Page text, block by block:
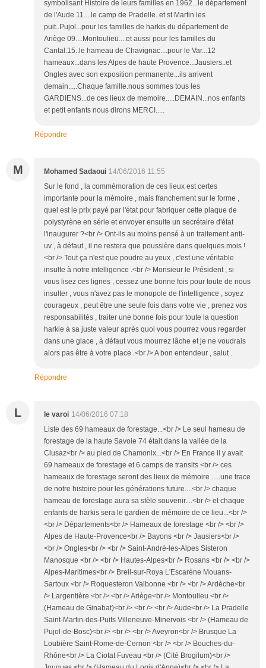
symbolisant Histoire de leurs familles en 1962...le département
de l'Aude 11... le camp de Pradelle..et st Martin les
puit..Pujol...pour les familles de harkis du département de
Ariège 09....Montoulieu....et aussi pour les familles du
Cantal.15..le hameau de Chavignac....pour le Var...12
hameaux...dans les Alpes de haute Provence...Jausiers..et
Ongles avec son exposition permanente...ils arrivent
demain.....Chaque famille.nous sommes tous les
GARDIENS...de ces lieux de memoire.....DEMAIN...nos enfants
et petit enfants nous dirons MERCI.....
Répondre
M Mohamed Sadaoui 14/06/2016 11:55
Sur le fond , la commémoration de ces lieux est certes
importante pour la mémoire , mais franchement sur le forme ,
quel est le prix payé par l'état pour fabriquer cette plaque de
polystyrène en série et envoyer ensuite un secrétaire d'état
l'inaugurer ?<br /> Ont-ils au moins pensé à un traitement anti-
uv , à défaut , il ne restera que poussière dans quelques mois !
<br /> Tout ça n'est que poudre au yeux , c'est une véritable
insulte à notre intelligence .<br /> Monsieur le Président , si
vous lisez ces lignes , cessez une bonne fois pour toute de nous
insulter , vous n'avez pas le monopole de l'intelligence , soyez
courageux , peut être une seule fois dans votre vie , prenez vos
responsabilités , traiter une bonne fois pour toute la question
harkie à sa juste valeur après quoi vous pourrez vous regarder
dans une glace , à défaut vous mourrez lâche et je ne voudrais
alors pas être à votre place .<br /> A bon entendeur , salut .
Répondre
L le varoi 14/06/2016 07:18
Liste des 69 hameaux de forestage...<br /> Le seul hameau de
forestage de la haute Savoie 74 était dans la vallée de la
Clusaz<br /> au pied de Chamonix...<br /> En France il y avait
69 hameaux de forestage et 6 camps de transits <br /> ces
hameaux de forestage seront des lieux de mémoire .....une trace
de notre histoire pour les générations future....<br /> chaque
hameau de forestage aura sa stèle souvenir....<br /> et chaque
enfants de harkis sera le gardien de mémoire de ce lieu...<br />
<br /> Départements<br /> Hameaux de forestage <br /> <br />
Alpes de Haute-Provence<br /> Bayons <br /> Jausiers<br />
<br /> Ongles<br /> <br /> Saint-André-les-Alpes Sisteron
Manosque <br /> <br /> Hautes-Alpes<br /> Rosans <br /> <br />
Alpes-Maritimes<br /> Breil-sur-Roya L'Escarène Mouans-
Sartoux <br /> Roquesteron Valbonne <br /> <br /> Ardèche<br
/> Largentière <br /> <br /> Ariège<br /> Montoulieu <br />
(Hameau de Ginabat)<br /> <br /> <br /> Aude<br /> La Pradelle
Saint-Martin-des-Puits Villeneuve-Minervois <br /> (Hameau de
Pujol-de-Bosc)<br /> <br /> <br /> Aveyron<br /> Brusque La
Loubière Saint-Rome-de-Cernon <br /> <br /> Bouches-du-
Rhône<br /> La Ciotat Fuveau <br /> (Cité Brogilum)<br />